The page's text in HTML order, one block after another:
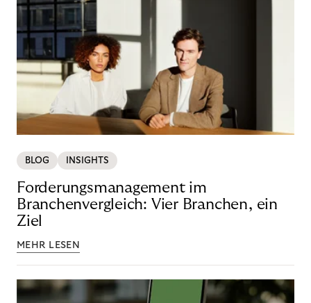
BLOG INSIGHTS
Forderungsmanagement im
Branchenvergleich: Vier Branchen, ein
Ziel
MEHR LESEN